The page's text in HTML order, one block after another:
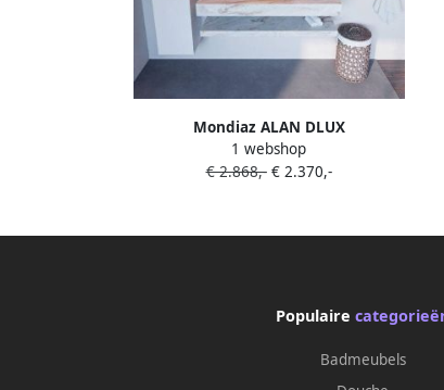
Mondiaz ALAN DLUX
Badkamermeubelset 130cm planchet
Frappe vrijhangende wastafel wasbak
1 webshop
€ 2.868,-€ 2.370,-
Populaire
Badmeubels